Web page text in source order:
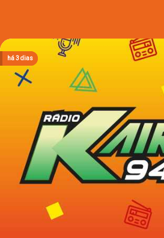
há 1 dia
há 1 dia
há 1 dia
há 3 dias
há 3 dias